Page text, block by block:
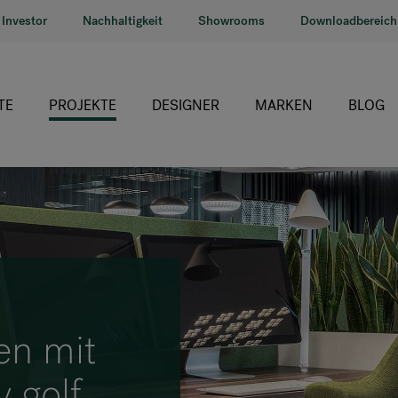
Investor Nachhaltigkeit Showrooms Downloadbereich
PROJEKTE DESIGNER MARKEN
HÅG
RH
Giroflex
Profim
Offecct
Connection
9to5 Seating
BLOG
mit